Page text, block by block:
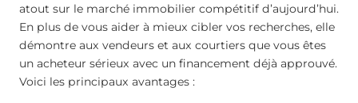
atout sur le marché immobilier compétitif d’aujourd’hui.
En plus de vous aider à mieux cibler vos recherches, elle
démontre aux vendeurs et aux courtiers que vous êtes
un acheteur sérieux avec un financement déjà approuvé.
Voici les principaux avantages :